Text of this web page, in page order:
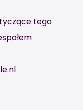
tego